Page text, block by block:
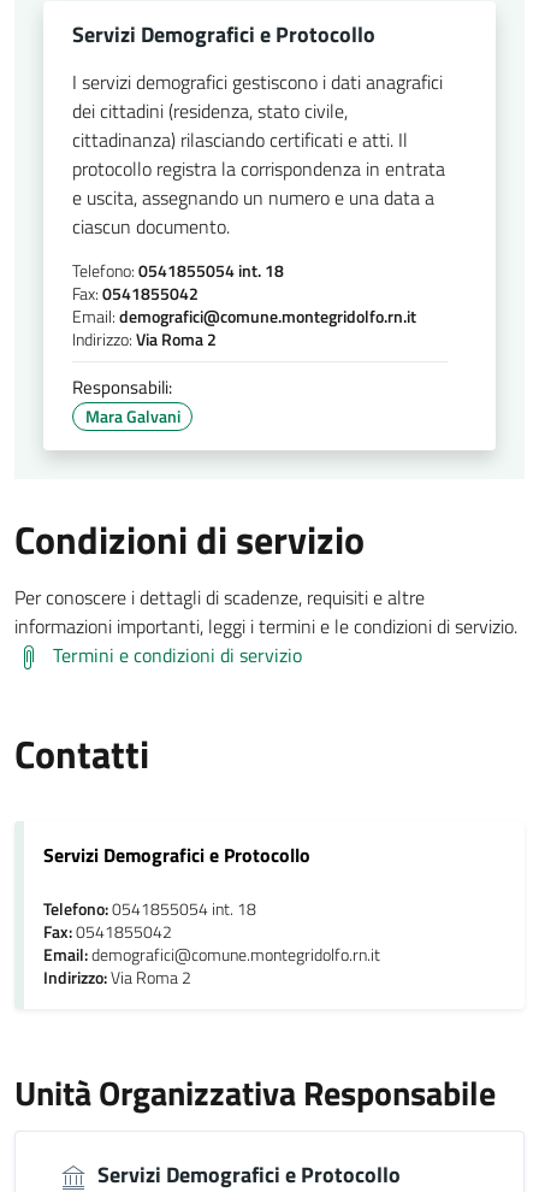
Servizi Demografici e Protocollo
I servizi demografici gestiscono i dati anagrafici
dei cittadini (residenza, stato civile,
cittadinanza) rilasciando certificati e atti. Il
protocollo registra la corrispondenza in entrata
e uscita, assegnando un numero e una data a
ciascun documento.
Telefono:0541855054 int. 18
Fax:0541855042
Email:demografici@comune.montegridolfo.rn.it
Indirizzo:Via Roma 2
Responsabili:
Mara Galvani
Condizioni di servizio
Per conoscere i dettagli di scadenze, requisiti e altre
informazioni importanti, leggi i termini e le condizioni di servizio.
Termini e condizioni di servizio
Contatti
Servizi Demografici e Protocollo
Telefono:0541855054 int. 18
Fax:0541855042
Email:demografici@comune.montegridolfo.rn.it
Indirizzo:Via Roma 2
Unità Organizzativa Responsabile
Servizi Demografici e Protocollo